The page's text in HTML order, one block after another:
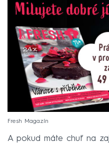
Fresh Magazín
A pokud máte chuť na